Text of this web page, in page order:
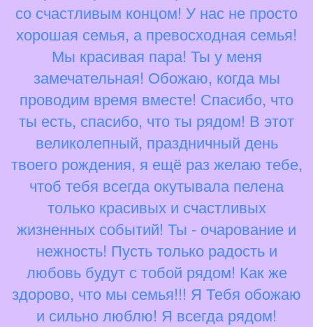
со счастливым концом! У нас не просто
хорошая семья, а превосходная семья!
Мы красивая пара! Ты у меня
замечательная! Обожаю, когда мы
проводим время вместе! Спасибо, что
ты есть, спасибо, что ты рядом! В этот
великолепный, праздничный день
твоего рождения, я ещё раз желаю тебе,
чтоб тебя всегда окутывала пелена
только красивых и счастливых
жизненных событий! Ты - очарование и
нежность! Пусть только радость и
любовь будут с тобой рядом! Как же
здорово, что мы семья!!! Я Тебя обожаю
и сильно люблю! Я всегда рядом!